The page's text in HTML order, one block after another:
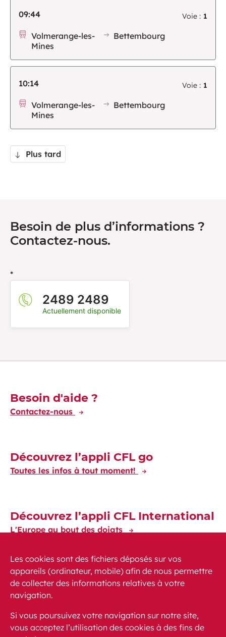
09:44 Voie : 1
Volmerange-les-
Mines
Bettembourg
10:14 Voie : 1
Volmerange-les-
Mines
Bettembourg
Plus tard
Besoin de plus d’informations ?
Contactez-nous.
*
2489 2489
Actuellement disponible
Découvrez-en plus
Besoin d'aide ?
Contactez-nous
Découvrez l’appli CFL go
Toutes les infos à tout moment!
Découvrez l’appli CFL International
L'Europe au bout des doigts
Mentions légales
Les cookies sont des fichiers déposés sur vos
appareils (ordinateur, mobile) afin de nous permettre
de collecter des informations relatives à votre
navigation.
Si vous poursuivez votre navigation sur notre site,
vous acceptez l’utilisation des cookies à des fins de